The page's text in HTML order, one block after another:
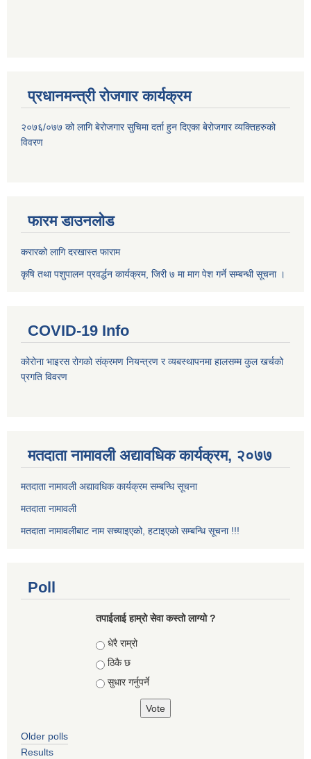
प्रधानमन्त्री रोजगार कार्यक्रम
२०७६/०७७ को लागि बेरोजगार सुचिमा दर्ता हुन दिएका बेरोजगार व्यक्तिहरुको
विवरण
फारम डाउनलोड
करारको लागि दरखास्त फाराम
कृषि तथा पशुपालन प्रवर्द्धन कार्यक्रम, जिरी ७ मा माग पेश गर्ने सम्बन्धी सूचना ।
COVID-19 Info
कोरोना भाइरस रोगको संक्रमण नियन्त्रण र व्यबस्थापनमा हालसम्म कुल खर्चको
प्रगति विवरण
मतदाता नामावली अद्यावधिक कार्यक्रम, २०७७
मतदाता नामावली अद्यावधिक कार्यक्रम सम्बन्धि सूचना
मतदाता नामावली
मतदाता नामावलीबाट नाम सच्याइएको, हटाइएको सम्बन्धि सूचना !!!
Poll
तपाईलाई हाम्रो सेवा कस्तो लाग्यो ?
Choices
धेरै राम्रो
ठिकै छ
सुधार गर्नुपर्ने
Older polls
Results